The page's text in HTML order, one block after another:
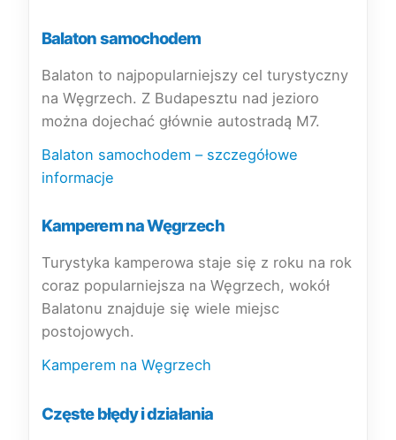
Balaton samochodem
Balaton to najpopularniejszy cel turystyczny
na Węgrzech. Z Budapesztu nad jezioro
można dojechać głównie autostradą M7.
Balaton samochodem – szczegółowe
informacje
Kamperem na Węgrzech
Turystyka kamperowa staje się z roku na rok
coraz popularniejsza na Węgrzech, wokół
Balatonu znajduje się wiele miejsc
postojowych.
Kamperem na Węgrzech
Częste błędy i działania